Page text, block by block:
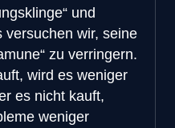
und
versuchen wir, seine
zu verringern.
wird es weniger
es nicht kauft,
weniger